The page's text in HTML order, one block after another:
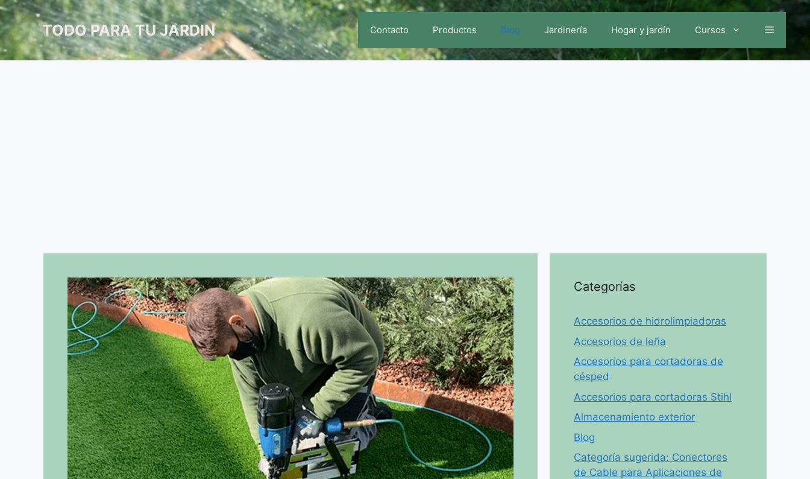
Saltar
al
contenidoTODO PARA TU JARDIN Contacto Productos Blog Jardinería Hogar y jardín Cursos
Categorías
Accesorios de hidrolimpiadoras
Accesorios de leña
Accesorios para cortadoras de
césped
Accesorios para cortadoras Stihl
Almacenamiento exterior
Blog
Categoría sugerida: Conectores
de Cable para Aplicaciones de